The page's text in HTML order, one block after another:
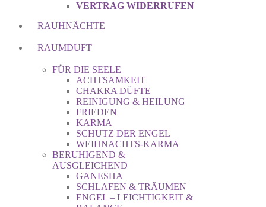
VERTRAG WIDERRUFEN
RAUHNÄCHTE
RAUMDUFT
FÜR DIE SEELE
ACHTSAMKEIT
CHAKRA DÜFTE
REINIGUNG & HEILUNG
FRIEDEN
KARMA
SCHUTZ DER ENGEL
WEIHNACHTS-KARMA
BERUHIGEND &
AUSGLEICHEND
GANESHA
SCHLAFEN & TRÄUMEN
ENGEL – LEICHTIGKEIT &